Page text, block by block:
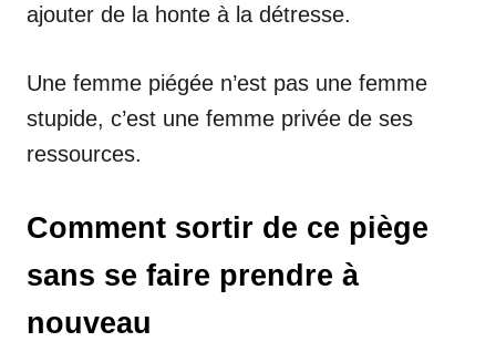
ajouter de la honte à la détresse.
Une femme piégée n’est pas une femme
stupide, c’est une femme privée de ses
ressources.
Comment sortir de ce piège
sans se faire prendre à
nouveau